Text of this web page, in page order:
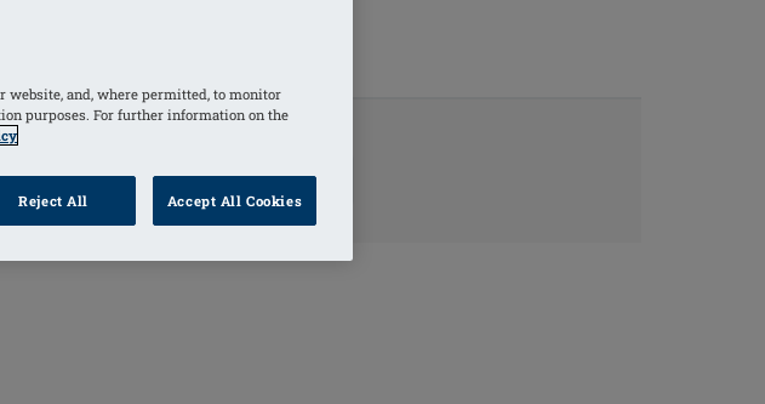
EEN PRODUCTINFORMATIE
website, and, where permitted, to monitor
purposes. For further information on the
Reject All Accept All Cookies